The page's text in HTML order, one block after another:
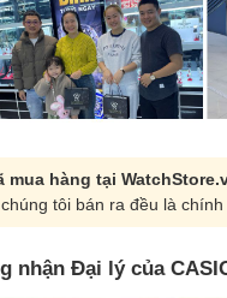
mua hàng tại
tôi bán ra đều là
nhận Đại lý của